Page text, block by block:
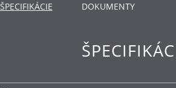
umývačke, odolná voči
Čistenie: je možné umývať v
ŠPECIFIKÁCIE DOKUMENTY